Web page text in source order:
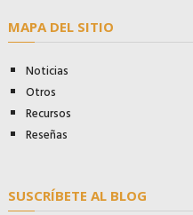
MAPA DEL SITIO
Noticias
Otros
Recursos
Reseñas
SUSCRÍBETE AL BLOG